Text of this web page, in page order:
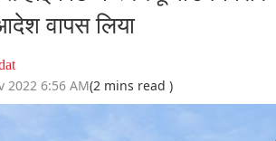
वापस लिया
2022 6:56 AM(2 mins read )